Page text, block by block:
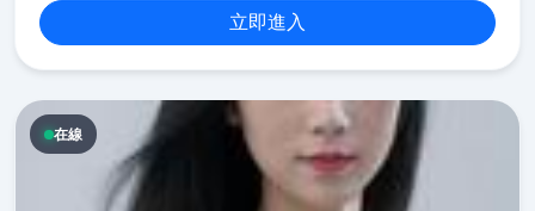
立即進入
在線